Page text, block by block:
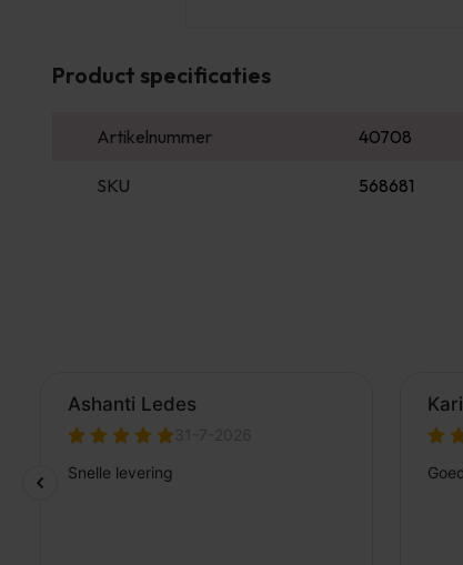
Product specificaties
Artikelnummer 40708
SKU 568681